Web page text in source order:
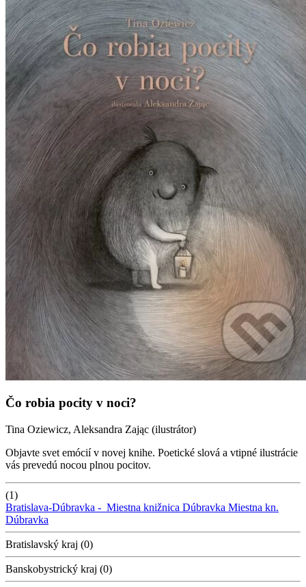
Čo robia pocity v noci?
Tina Oziewicz, Aleksandra Zając (ilustrátor)
Objavte svet emócií v novej knihe. Poetické slová a vtipné ilustrácie
vás prevedú nocou plnou pocitov.
(1)
Bratislava-Dúbravka - Miestna knižnica Dúbravka Miestna kn.
Dúbravka
Bratislavský kraj (0)
Banskobystrický kraj (0)